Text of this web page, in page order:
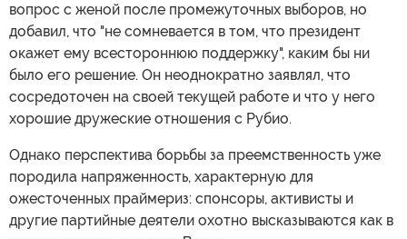
вопрос с женой после промежуточных выборов, но
добавил, что "не сомневается в том, что президент
окажет ему всестороннюю поддержку", каким бы ни
было его решение. Он неоднократно заявлял, что
сосредоточен на своей текущей работе и что у него
хорошие дружеские отношения с Рубио.
Однако перспектива борьбы за преемственность уже
породила напряженность, характерную для
ожесточенных праймериз: спонсоры, активисты и
другие партийные деятели охотно высказываются как в